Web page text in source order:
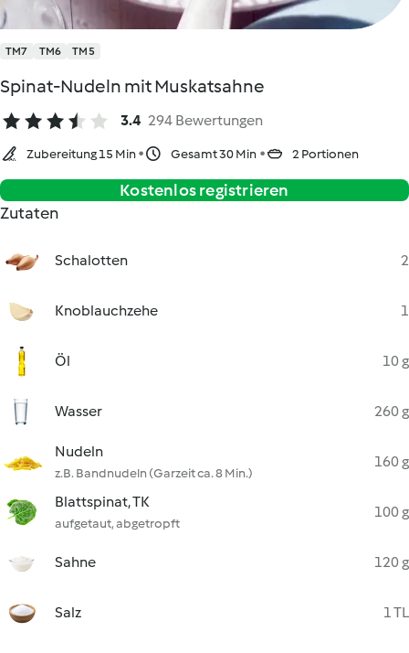
TM7 TM6 TM5
Spinat-Nudeln mit Muskatsahne
3.4 294 Bewertungen
Zubereitung 15 Min Gesamt 30 Min 2 Portionen
Kostenlos registrieren
Zutaten
Schalotten 2
Knoblauchzehe 1
Öl 10 g
Wasser 260 g
Nudeln
z.B. Bandnudeln (Garzeit ca. 8 Min.)
160 g
Blattspinat, TK
aufgetaut, abgetropft
100 g
Sahne 120 g
Salz 1 TL